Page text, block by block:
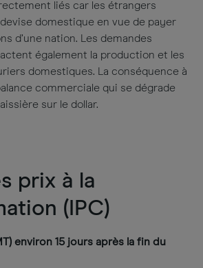
liés car les étrangers
domestique en vue de payer
d’une nation. Les demandes
également la production et les
domestiques. La conséquence à
commerciale qui se dégrade
sur le dollar.
prix à la
(IPC)
environ 15 jours après la fin du